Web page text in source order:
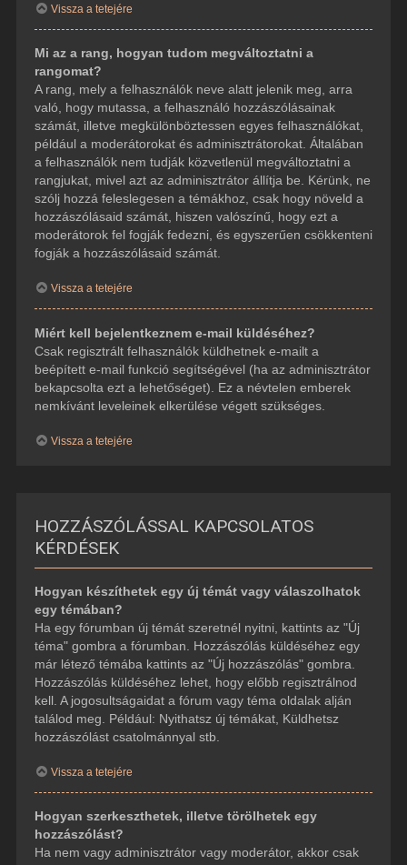
Vissza a tetejére
Mi az a rang, hogyan tudom megváltoztatni a
rangomat?
A rang, mely a felhasználók neve alatt jelenik meg, arra
való, hogy mutassa, a felhasználó hozzászólásainak
számát, illetve megkülönböztessen egyes felhasználókat,
például a moderátorokat és adminisztrátorokat. Általában
a felhasználók nem tudják közvetlenül megváltoztatni a
rangjukat, mivel azt az adminisztrátor állítja be. Kérünk, ne
szólj hozzá feleslegesen a témákhoz, csak hogy növeld a
hozzászólásaid számát, hiszen valószínű, hogy ezt a
moderátorok fel fogják fedezni, és egyszerűen csökkenteni
fogják a hozzászólásaid számát.
Vissza a tetejére
Miért kell bejelentkeznem e-mail küldéséhez?
Csak regisztrált felhasználók küldhetnek e-mailt a
beépített e-mail funkció segítségével (ha az adminisztrátor
bekapcsolta ezt a lehetőséget). Ez a névtelen emberek
nemkívánt leveleinek elkerülése végett szükséges.
Vissza a tetejére
HOZZÁSZÓLÁSSAL KAPCSOLATOS
KÉRDÉSEK
Hogyan készíthetek egy új témát vagy válaszolhatok
egy témában?
Ha egy fórumban új témát szeretnél nyitni, kattints az "Új
téma" gombra a fórumban. Hozzászólás küldéséhez egy
már létező témába kattints az "Új hozzászólás" gombra.
Hozzászólás küldéséhez lehet, hogy előbb regisztrálnod
kell. A jogosultságaidat a fórum vagy téma oldalak alján
találod meg. Például: Nyithatsz új témákat, Küldhetsz
hozzászólást csatolmánnyal stb.
Vissza a tetejére
Hogyan szerkeszthetek, illetve törölhetek egy
hozzászólást?
Ha nem vagy adminisztrátor vagy moderátor, akkor csak